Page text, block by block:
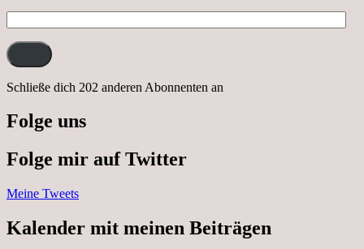
Mail-
Adresse:
Schließe dich 202 anderen Abonnenten an
Folge uns
Folge mir auf Twitter
Meine Tweets
Kalender mit meinen Beiträgen